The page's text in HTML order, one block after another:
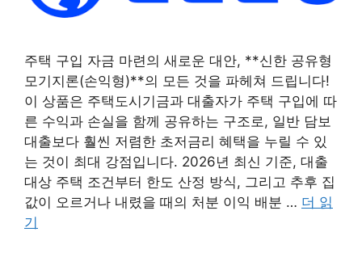
주택 구입 자금 마련의 새로운 대안, **신한 공유형
모기지론(손익형)**의 모든 것을 파헤쳐 드립니다!
이 상품은 주택도시기금과 대출자가 주택 구입에 따
른 수익과 손실을 함께 공유하는 구조로, 일반 담보
대출보다 훨씬 저렴한 초저금리 혜택을 누릴 수 있
는 것이 최대 강점입니다. 2026년 최신 기준, 대출
대상 주택 조건부터 한도 산정 방식, 그리고 추후 집
값이 오르거나 내렸을 때의 처분 이익 배분 … 더 읽
기